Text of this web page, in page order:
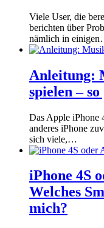
Viele User, die
berichten über
nämlich in
Anleitung:
spielen – so
Das Apple iPhone
anderes iPhone
sich viele,…
iPhone 4S
Welches
mich?